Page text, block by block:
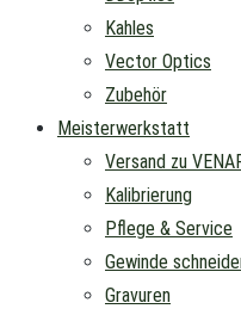
Kahles
Vector Optics
Zubehör
Meisterwerkstatt
Versand zu
Kalibrierung
Pflege & Service
Gewinde
Gravuren